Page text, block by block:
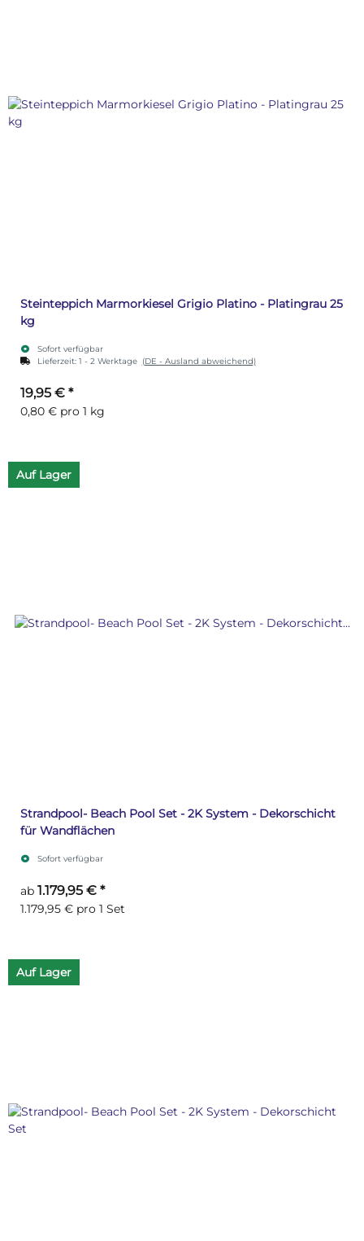
Steinteppich Marmorkiesel Grigio Platino - Platingrau 25
kg
Sofort verfügbar
Lieferzeit: 1 - 2 Werktage (DE - Ausland abweichend)
19,95 € *
0,80 € pro 1 kg
Auf Lager
Strandpool- Beach Pool Set - 2K System - Dekorschicht
für Wandflächen
Sofort verfügbar
ab 1.179,95 € *
1.179,95 € pro 1 Set
Auf Lager